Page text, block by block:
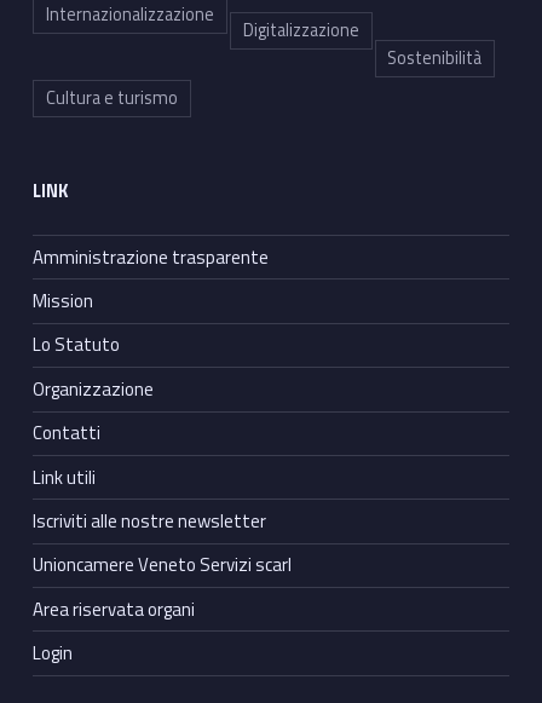
Internazionalizzazione
Digitalizzazione
Sostenibilità
Cultura e turismo
LINK
Amministrazione trasparente
Mission
Lo Statuto
Organizzazione
Contatti
Link utili
Iscriviti alle nostre newsletter
Unioncamere Veneto Servizi scarl
Area riservata organi
Login